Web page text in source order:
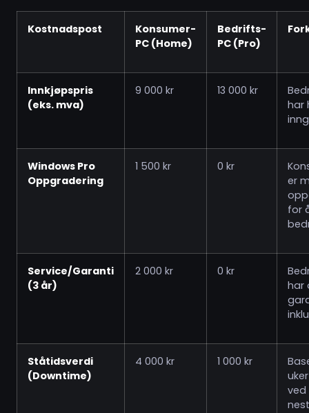
Kostnadspost
Konsumer-
PC (Home)
Bedrifts-
PC (Pro)
Innkjøpspris
(eks. mva)
9 000 kr 13 000 kr
har
Windows Pro
Oppgradering
1 500 kr 0 kr
er
for
Service/Garanti
(3 år)
2 000 kr 0 kr
har
Ståtidsverdi
(Downtime)
4 000 kr 1 000 kr
ved